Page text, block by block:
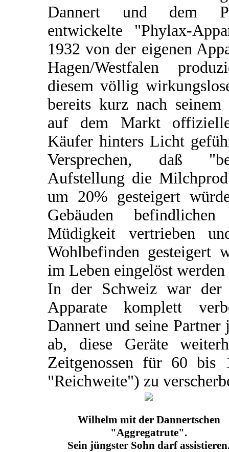
Dannert und dem
entwickelte "Phylax-
1932 von der eigenen
Hagen/Westfalen
diesem völlig
bereits kurz nach seinem
auf dem Markt
Käufer hinters Licht
Versprechen, daß
Aufstellung die
um 20% gesteigert
Gebäuden
Müdigkeit vertrieben
Wohlbefinden gesteigert
im Leben eingelöst werden
In der Schweiz war der
Apparate komplett
Dannert und seine
ab, diese Geräte
Zeitgenossen für 60
"Reichweite") zu
Wilhelm mit der Dannertschen
"Aggregatrute".
Sein jüngster Sohn darf